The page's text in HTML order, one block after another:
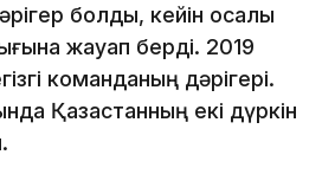
болды, кейін қосалқы
жауап берді. 2019
команданың дәрігері.
Қазақстанның екі дүркін